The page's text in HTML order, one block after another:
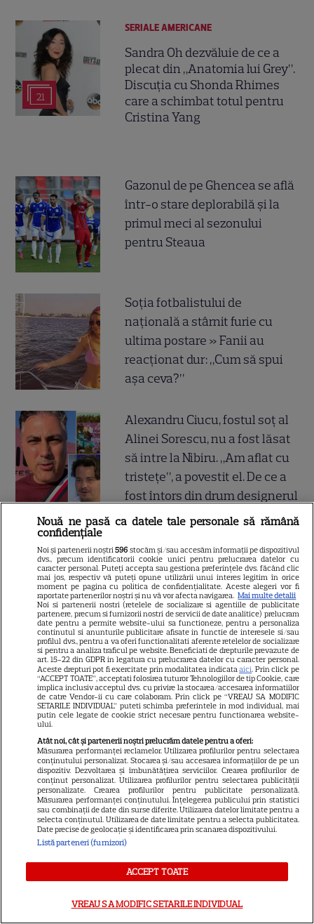
21
SERIALE AMERICANE
Sandra Oh dezvăluie de ce a
plecat din „Anatomia lui Grey”.
Discuția cu Shonda Rhimes
care a schimbat totul pentru
Cristina Yang
Gazonul de pe Ghencea se află
într-o stare deplorabilă și la
primul meci al sezonului
pentru Steaua
Soția fotbalistului de
națională a stârnit furie cu
ultima postare » Fanii au
reacționat dur: „Cum să spui
așa ceva?”
Alexandru Ciucu, fostul soț al
Alinei Sorescu, nu a fost lăsat
să intre la Nibiru. „Am aflat cu
tristețe”, a povestit el. De ce a
fost întors din drum designerul
microbuzul în care se afla
acum câteva minute echipa de
fotbal din București, accident
mortal! Câți morți și câți răniți
sunt până acum
SERIALE
Nouă ne pasă ca datele tale personale să rămână
confidențiale
Noi și partenerii noștri596 stocăm și/sau accesăm informații pe dispozitivul
dvs., precum identificatorii cookie unici pentru prelucrarea datelor cu
caracter personal. Puteți accepta sau gestiona preferințele dvs. făcând clic
mai jos, respectiv vă puteți opune utilizării unui interes legitim în orice
moment pe pagina cu politica de confidențialitate. Aceste alegeri vor fi
raportate partenerilor noștri și nu vă vor afecta navigarea. Mai multe detalii
Noi si partenerii nostri (retelele de socializare si agentiile de publicitate
partenere, precum si furnizorii nostri de servicii de date analitice) prelucram
date pentru a permite website-ului sa functioneze, pentru a personaliza
continutul si anunturile publicitare afisate in functie de interesele si/sau
profilul dvs., pentru a va oferi functionalitati aferente retelelor de socializare
si pentru a analiza traficul pe website. Beneficiati de drepturile prevazute de
art. 15-22 din GDPR in legatura cu prelucrarea datelor cu caracter personal.
Aceste drepturi pot fi exercitate prin modalitatea indicataaici. Prin click pe
“ACCEPT TOATE”, acceptati folosirea tuturor Tehnologiilor de tip Cookie, care
implica inclusiv acceptul dvs. cu privire la stocarea/accesarea informatiilor
de catre Vendor-ii cu care colaboram. Prin click pe “VREAU SA MODIFIC
SETARILE INDIVIDUAL” puteti schimba preferintele in mod individual, mai
putin cele legate de cookie strict necesare pentru functionarea website-
ului.
Atât noi, cât și partenerii noștri prelucrăm datele pentru a oferi:
Măsurarea performanței reclamelor. Utilizarea profilurilor pentru selectarea
conținutului personalizat. Stocarea și/sau accesarea informațiilor de pe un
dispozitiv. Dezvoltarea și îmbunătățirea serviciilor. Crearea profilurilor de
conținut personalizat. Utilizarea profilurilor pentru selectarea publicității
personalizate. Crearea profilurilor pentru publicitate personalizată.
Măsurarea performanței conținutului. Înțelegerea publicului prin statistici
sau combinații de date din surse diferite. Utilizarea datelor limitate pentru a
selecta conținutul. Utilizarea de date limitate pentru a selecta publicitatea.
Date precise de geolocație și identificarea prin scanarea dispozitivului.
Listă parteneri (furnizori)
ACCEPT TOATE
VREAU SA MODIFIC SETARILE INDIVIDUAL